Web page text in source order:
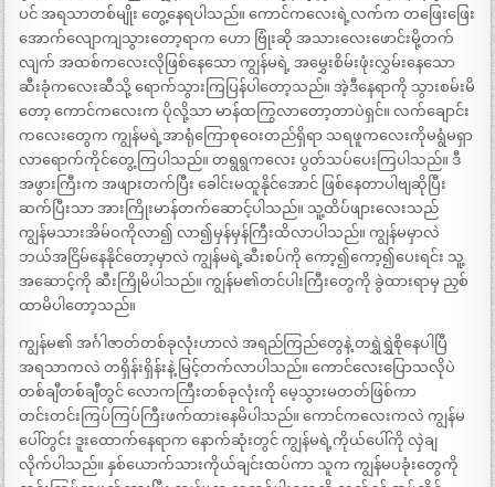
ပင် အရသာတစ်မျိုး တွေ့နေရပါသည်။ ကောင်ကလေးရဲ့လက်က တဖြေးဖြေး
အောက်လျောကျသွားတော့ရာက ဟော ဗြုံးဆို အသားလေးဖောင်းမို့တက်
လျက် အထစ်ကလေးလိုဖြစ်နေသော ကျွန်မရဲ့ အမွှေးစိမ်းဖုံးလွှမ်းနေသော
ဆီးခုံကလေးဆီသို့ ရောက်သွားကြပြန်ပါတော့သည်။ အဲ့ဒီနေရာကို သွားစမ်းမိ
တော့ ကောင်ကလေးက ပိုလို့သာ မာန်ထကြွလာတော့တာပဲရှင်။ လက်ချောင်း
ကလေးတွေက ကျွန်မရဲ့အာရုံကြောစုဝေးတည်ရှိရာ သရဖူကလေးကိုမရွံမရှာ
လာရောက်ကိုင်တွေ့ကြပါသည်။ တရွရွကလေး ပွတ်သပ်ပေးကြပါသည်။ ဒီ
အဖွားကြီးက အဖျားတက်ပြီး ခေါင်းမထူနိုင်အောင် ဖြစ်နေတာပါဗျဆိုပြီး
ဆက်ပြီးသာ အားကြိုးမာန်တက်ဆောင့်ပါသည်။ သူ့ထိပ်ဖျားလေးသည်
ကျွန်မသားအိမ်ဝကိုလာ၍ လာ၍မှန်မှန်ကြီးထိလာပါသည်။ ကျွန်မမှာလဲ
ဘယ်အငြိမ်နေနိုင်တော့မှာလဲ ကျွန်မရဲ့ဆီးစပ်ကို ကော့၍ကော့၍ပေးရင်း သူ့
အဆောင့်ကို ဆီးကြိုမိပါသည်။ ကျွန်မ၏တင်ပါးကြီးတွေကို ခွဲထားရာမှ ညှစ်
ထာမိပါတော့သည်။
ကျွန်မ၏ အင်္ဂါဇာတ်တစ်ခုလုံးဟာလဲ အရည်ကြည်တွေနဲ့ တရွှဲရွှဲစိုနေပါပြီ
အရသာကလဲ တရှိန်းရှိန်းနဲ့ မြင့်တက်လာပါသည်။ ကောင်လေးပြောသလိုပဲ
တစ်ချီတစ်ချီတွင် လောကကြီးတစ်ခုလုံးကို မေ့သွားမတတ်ဖြစ်ကာ
တင်းတင်းကြပ်ကြပ်ကြီးဖက်ထားနေမိပါသည်။ ကောင်ကလေးကလဲ ကျွန်မ
ပေါ်တွင်း ဒူးထောက်နေရာက နောက်ဆုံးတွင် ကျွန်မရဲ့ကိုယ်ပေါ်ကို လှဲချ
လိုက်ပါသည်။ နှစ်ယောက်သားကိုယ်ချင်းထပ်ကာ သူက ကျွန်မပခုံးတွေကို